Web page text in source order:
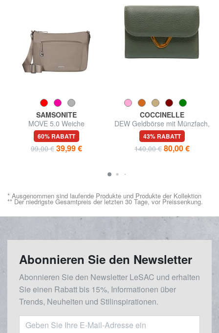
SAMSONITE
MOVE 5.0 Weiche
Umhängetasche
60% RABATT
99,00 € 39,99 €
COCCINELLE
DEW Geldbörse mit Münzfach,
aus Leder
43% RABATT
140,00 € 80,00 €
* Ausgenommen sind laufende Produkte und Produkte der Kollektion
** Der niedrigste Gesamtpreis der letzten 30 Tage, vor Preissenkung.
Abonnieren Sie den Newsletter
Abonnieren Sie den Newsletter LeSAC und erhalten
Sie einen Rabatt bis 15%, Informationen über
Trends, Neuheiten und Stilinspirationen.